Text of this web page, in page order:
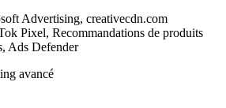
Advertising, creativecdn.com
Pixel, Recommandations de produits
Ads Defender
avancé